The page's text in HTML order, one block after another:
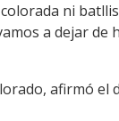
ni
a dejar de
afirmó el